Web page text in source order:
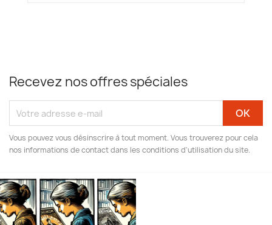
Recevez nos offres spéciales
Vous pouvez vous désinscrire à tout moment. Vous trouverez pour cela
nos informations de contact dans les conditions d'utilisation du site.